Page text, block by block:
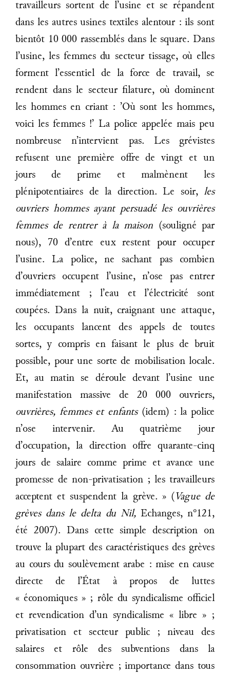
travailleurs sortent de l’usine et se répandent
dans les autres usines textiles alentour : ils sont
bientôt 10 000 rassemblés dans le square. Dans
l’usine, les femmes du secteur tissage, où elles
forment l’essentiel de la force de travail, se
rendent dans le secteur filature, où dominent
les hommes en criant : ’Où sont les hommes,
voici les femmes !’ La police appelée mais peu
nombreuse n’intervient pas. Les grévistes
refusent une première offre de vingt et un
jours de prime et malmènent les
plénipotentiaires de la direction. Le soir, les
ouvriers hommes ayant persuadé les ouvrières
femmes de rentrer à la maison (souligné par
nous), 70 d’entre eux restent pour occuper
l’usine. La police, ne sachant pas combien
d’ouvriers occupent l’usine, n’ose pas entrer
immédiatement ; l’eau et l’électricité sont
coupées. Dans la nuit, craignant une attaque,
les occupants lancent des appels de toutes
sortes, y compris en faisant le plus de bruit
possible, pour une sorte de mobilisation locale.
Et, au matin se déroule devant l’usine une
manifestation massive de 20 000 ouvriers,
ouvrières, femmes et enfants(idem) : la police
n’ose intervenir. Au quatrième jour
d’occupation, la direction offre quarante-cinq
jours de salaire comme prime et avance une
promesse de non-privatisation ; les travailleurs
acceptent et suspendent la grève. » ( Vague de
grèves dans le delta du Nil, Echanges, n°121,
été 2007). Dans cette simple description on
trouve la plupart des caractéristiques des grèves
au cours du soulèvement arabe : mise en cause
directe de l’État à propos de luttes
« économiques » ; rôle du syndicalisme officiel
et revendication d’un syndicalisme « libre » ;
privatisation et secteur public ; niveau des
salaires et rôle des subventions dans la
consommation ouvrière ; importance dans tous